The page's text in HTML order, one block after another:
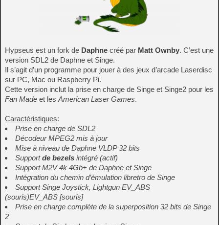
Hypseus est un fork de Daphne créé par Matt Ownby. C’est une
version SDL2 de Daphne et Singe.
Il s’agit d’un programme pour jouer à des jeux d’arcade Laserdisc
sur PC, Mac ou Raspberry Pi.
Cette version inclut la prise en charge de Singe et Singe2 pour les
Fan Made et les American Laser Games.
Caractéristiques:
Prise en charge de SDL2
Décodeur MPEG2 mis à jour
Mise à niveau de Daphne VLDP 32 bits
Supportde bezels intégré (actif)
Support M2V 4k 4Gb+ de Daphne et Singe
Intégration du chemin d’émulation libretro de Singe
Support Singe Joystick, Lightgun EV_ABS
(souris)EV_ABS [souris]
Prise en charge complète de la superposition 32 bits de Singe
2